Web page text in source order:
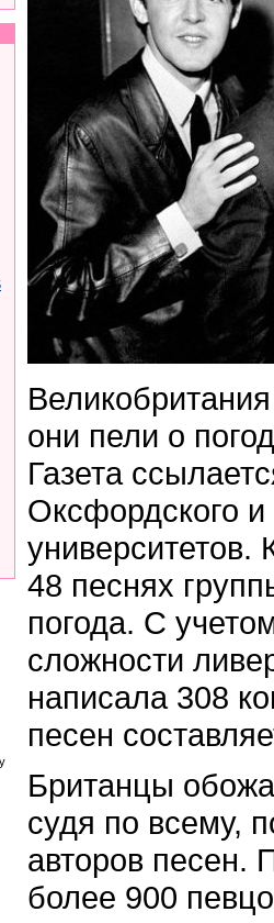
они пели о
Газета
Оксфордского и
университетов.
48 песнях
погода. С
сложности
написала 308
песен
Британцы
судя по всему,
авторов песен.
более 900